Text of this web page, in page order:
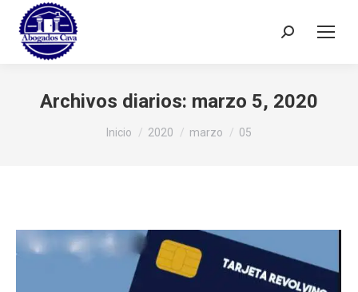
Buscar:
Archivos diarios: marzo 5, 2020
Estás aquí:
Inicio 2020 marzo 05